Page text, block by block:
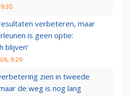
verbeteren, maar
is geen optie:
blijven’
9:29
zien in tweede
de weg is nog lang